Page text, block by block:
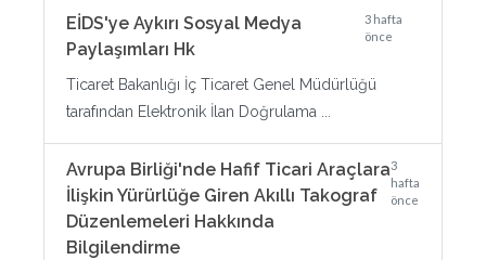
EİDS'ye Aykırı Sosyal Medya
Paylaşımları Hk
3 hafta
önce
Ticaret Bakanlığı İç Ticaret Genel Müdürlüğü
tarafından Elektronik İlan Doğrulama ...
Avrupa Birliği'nde Hafif Ticari Araçlara
İlişkin Yürürlüğe Giren Akıllı Takograf
Düzenlemeleri Hakkında
Bilgilendirme
3
hafta
önce